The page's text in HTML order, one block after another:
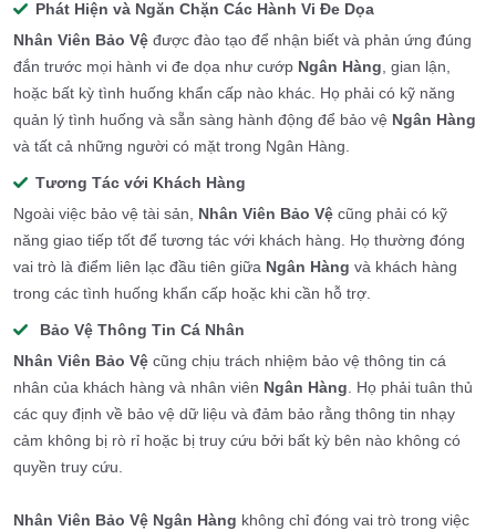
Phát Hiện và Ngăn Chặn Các Hành Vi Đe Dọa
Nhân Viên Bảo Vệ được đào tạo để nhận biết và phản ứng đúng
đắn trước mọi hành vi đe dọa như cướp Ngân Hàng , gian lận,
hoặc bất kỳ tình huống khẩn cấp nào khác. Họ phải có kỹ năng
quản lý tình huống và sẵn sàng hành động để bảo vệ Ngân Hàng
và tất cả những người có mặt trong Ngân Hàng.
Tương Tác với Khách Hàng
Ngoài việc bảo vệ tài sản, Nhân Viên Bảo Vệ cũng phải có kỹ
năng giao tiếp tốt để tương tác với khách hàng. Họ thường đóng
vai trò là điểm liên lạc đầu tiên giữa Ngân Hàng và khách hàng
trong các tình huống khẩn cấp hoặc khi cần hỗ trợ.
Bảo Vệ Thông Tin Cá Nhân
Nhân Viên Bảo Vệ cũng chịu trách nhiệm bảo vệ thông tin cá
nhân của khách hàng và nhân viên Ngân Hàng . Họ phải tuân thủ
các quy định về bảo vệ dữ liệu và đảm bảo rằng thông tin nhạy
cảm không bị rò rỉ hoặc bị truy cứu bởi bất kỳ bên nào không có
quyền truy cứu.
Nhân Viên Bảo Vệ Ngân Hàng không chỉ đóng vai trò trong việc